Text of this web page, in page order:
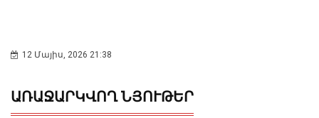
12 Մայիս, 2026 21:38
ԱՌԱՋԱՐԿՎՈՂ ՆՅՈՒԹԵՐ